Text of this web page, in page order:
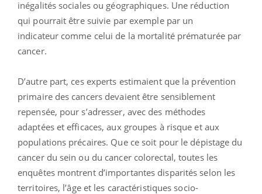
inégalités sociales ou géographiques. Une réduction
qui pourrait être suivie par exemple par un
indicateur comme celui de la mortalité prématurée par
cancer.
D’autre part, ces experts estimaient que la prévention
primaire des cancers devaient être sensiblement
repensée, pour s’adresser, avec des méthodes
adaptées et efficaces, aux groupes à risque et aux
populations précaires. Que ce soit pour le dépistage du
cancer du sein ou du cancer colorectal, toutes les
enquêtes montrent d’importantes disparités selon les
territoires, l’âge et les caractéristiques socio-